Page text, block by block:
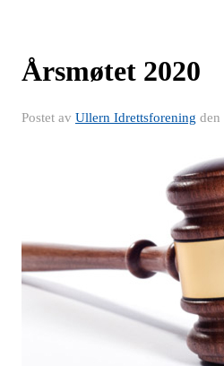
Årsmøtet 2020
Postet av Ullern Idrettsforening den